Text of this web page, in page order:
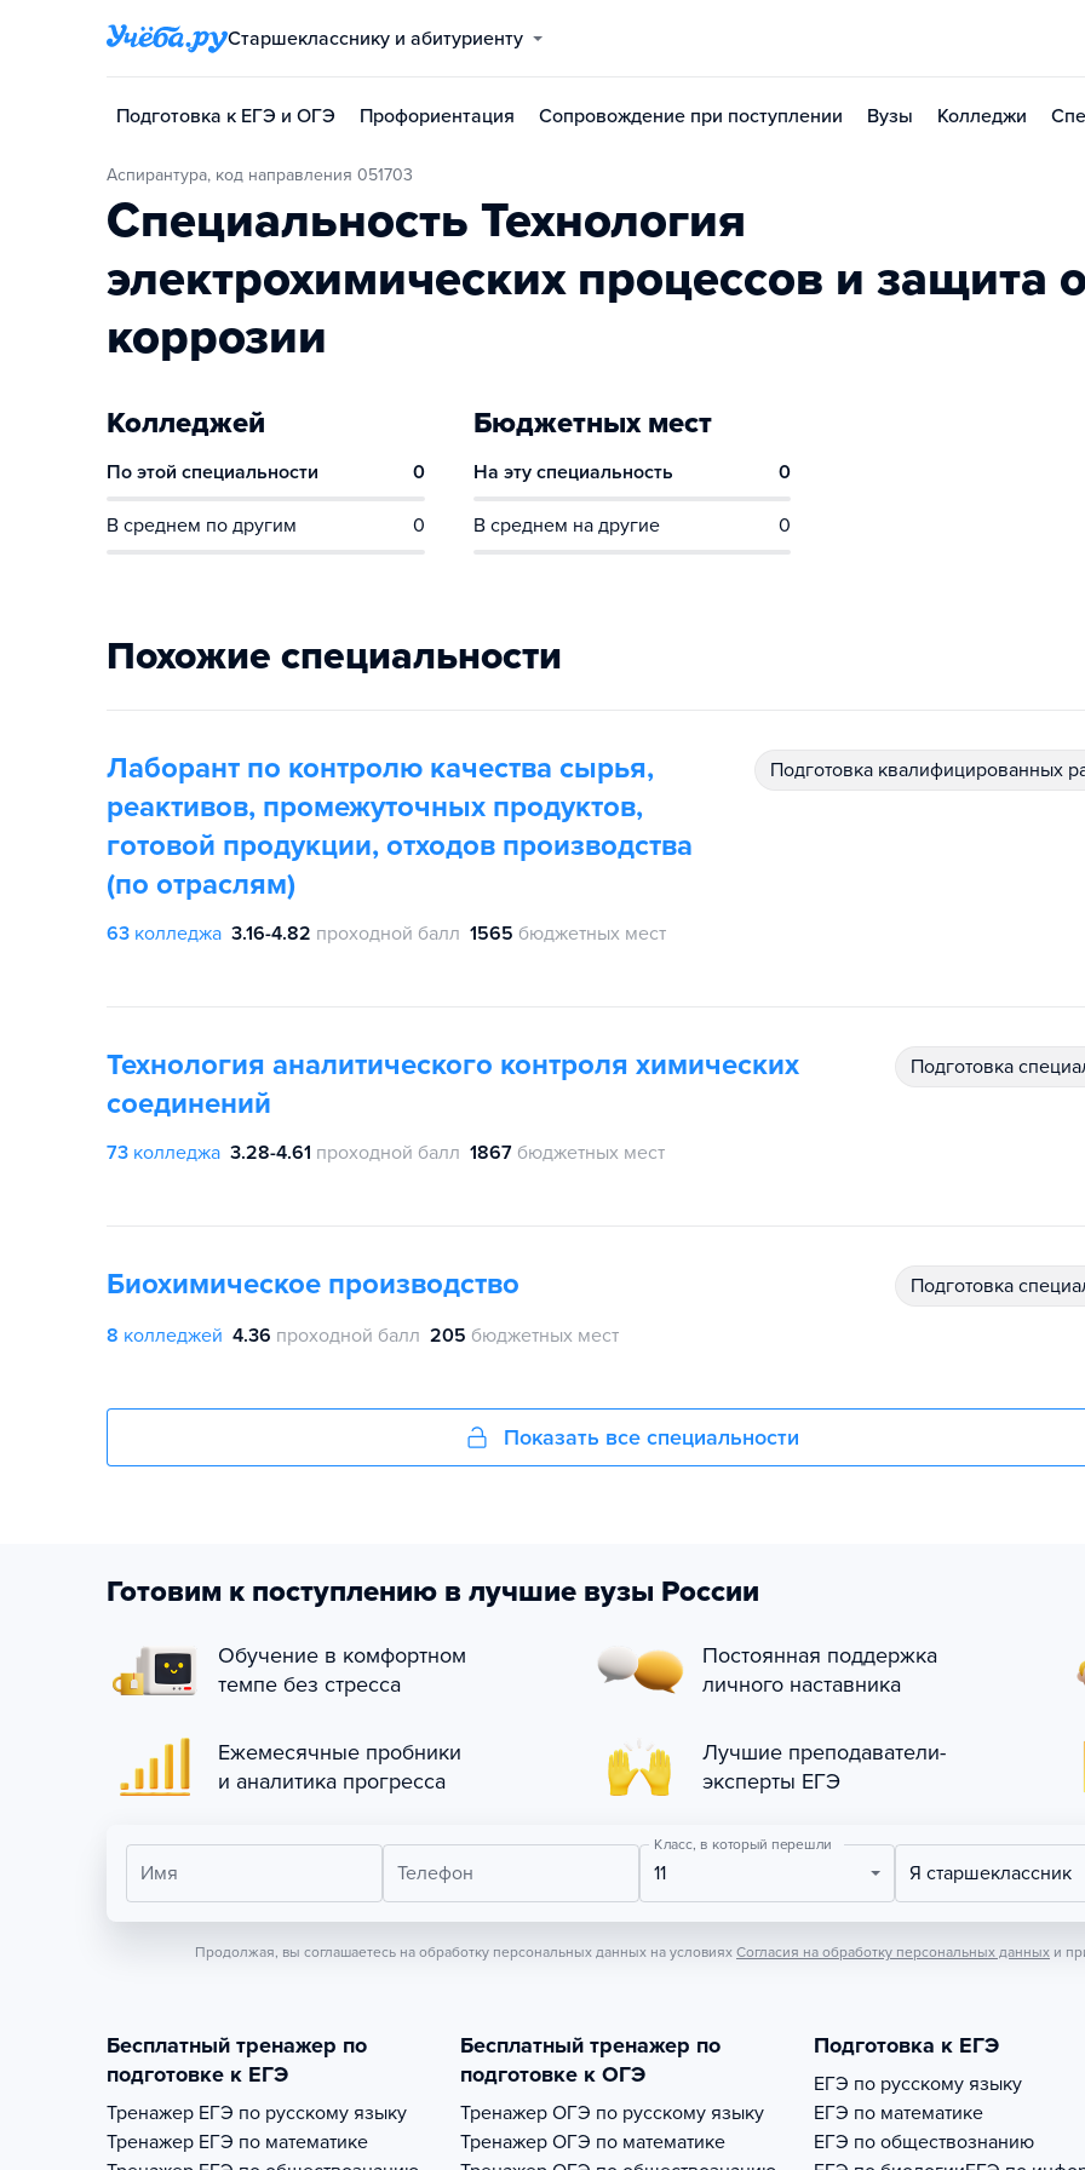
Старшекласснику и абитуриенту
Подготовка к ЕГЭ и ОГЭ Профориентация Сопровождение при поступлении Вузы Колледжи
Аспирантура, код направления 051703
Специальность Технология
электрохимических процессов и защита
коррозии
Колледжей
По этой специальности 0
В среднем по другим 0
Бюджетных мест
На эту специальность 0
В среднем на другие 0
Похожие специальности
Лаборант по контролю качества сырья,
реактивов, промежуточных продуктов,
готовой продукции, отходов производства
(по отраслям)
подготовка квалифицированных
63 колледжа 3.16-4.82 проходной балл 1565 бюджетных мест
Технология аналитического контроля химических
соединений
подготовка
73 колледжа 3.28-4.61 проходной балл 1867 бюджетных мест
Биохимическое производство подготовка
8 колледжей 4.36 проходной балл 205 бюджетных мест
Показать все специальности
Готовим к поступлению в лучшие вузы России
Обучение в комфортном
темпе без стресса
Постоянная поддержка
личного наставника
Ежемесячные пробники
и аналитика прогресса
Лучшие преподаватели-
эксперты ЕГЭ
Имя Телефон
Класс, в который перешли
11 Я старшеклассник
Продолжая, вы соглашаетесь на обработку персональных данных на условиях Согласия на обработку персональных данных и
Бесплатный тренажер по
подготовке к ЕГЭ
Тренажер ЕГЭ по русскому языку
Тренажер ЕГЭ по математике
Бесплатный тренажер по
подготовке к ОГЭ
Тренажер ОГЭ по русскому языку
Тренажер ОГЭ по математике
Подготовка к ЕГЭ
ЕГЭ по русскому языку
ЕГЭ по математике
ЕГЭ по обществознанию